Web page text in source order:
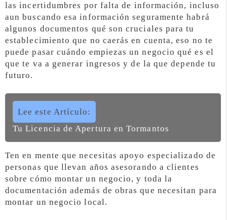
las incertidumbres por falta de información, incluso
aun buscando esa información seguramente habrá
algunos documentos qué son cruciales para tu
establecimiento que no caerás en cuenta, eso no te
puede pasar cuándo empiezas un negocio qué es el
que te va a generar ingresos y de la que depende tu
futuro.
Lee este Artículo:
Tu Licencia de Apertura en Tormantos
Ten en mente que necesitas apoyo especializado de
personas que llevan años asesorando a clientes
sobre cómo montar un negocio, y toda la
documentación además de obras que necesitan para
montar un negocio local.